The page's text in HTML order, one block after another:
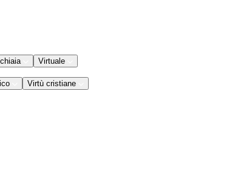
Virtuale
Virtù cristiane